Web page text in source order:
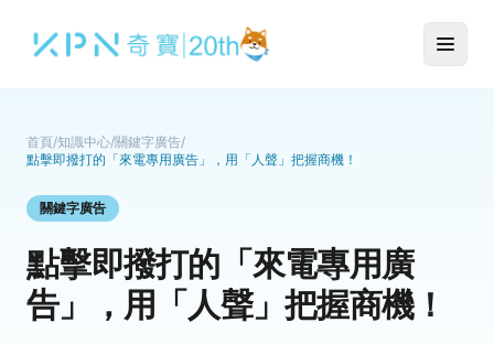
首頁/知識中心/關鍵字廣告/
點擊即撥打的「來電專用廣告」，用「人聲」把握商機！
關鍵字廣告
點擊即撥打的「來電專用廣
告」，用「人聲」把握商機！